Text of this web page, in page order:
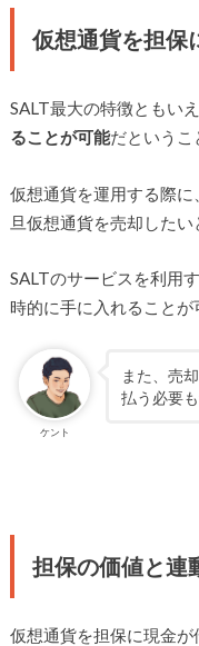
仮想通貨を担保
SALT最大の特徴ともいえ
ることが可能だというこ
仮想通貨を運用する際
旦仮想通貨を売却したい
SALTのサービスを利用
時的に手に入れることが
ケント
また、売
払う必要
担保の価値と連
仮想通貨を担保に現金